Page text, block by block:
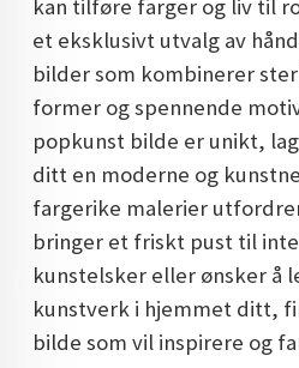
STORE MALERIER TIL STUE
NORSK KUNST
DOPAMIN DECOR NORGE
kan tilføre farger og liv til
et eksklusivt utvalg av
bilder som kombinerer
former og spennende
popkunst bilde er unikt,
ditt en moderne og
fargerike malerier
bringer et friskt pust til
kunstelsker eller ønsker å
kunstverk i hjemmet ditt,
bilde som vil inspirere og